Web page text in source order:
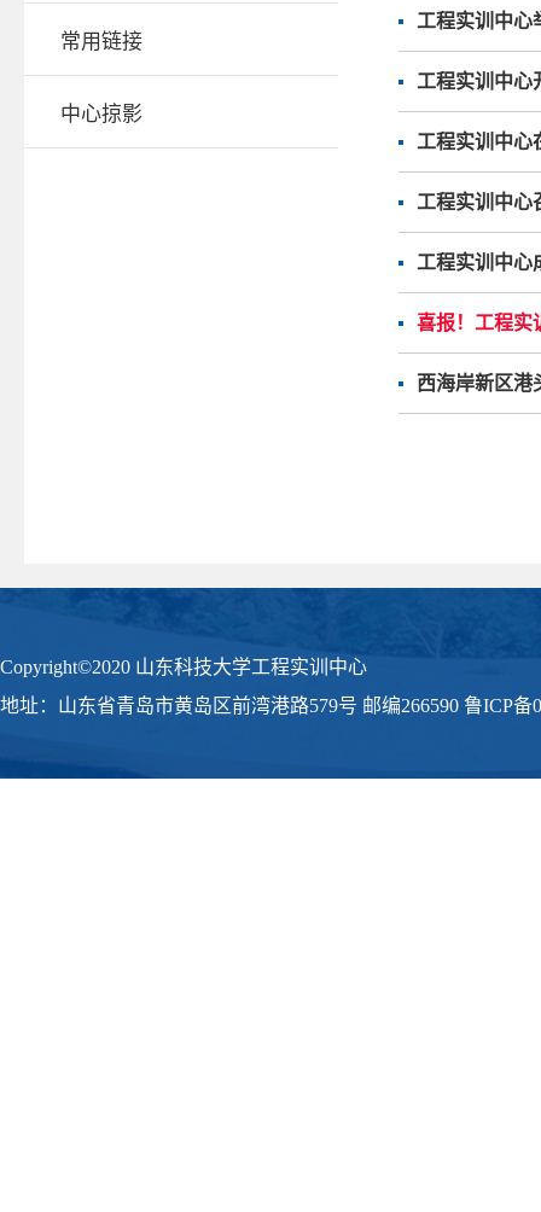
常用链接
中心掠影
工程实训中心
工程实训中心
工程实训中心
工程实训中心
工程实训中心
喜报！工程实
西海岸新区港
Copyright©2020 山东科技大学工程实训中心
地址：山东省青岛市黄岛区前湾港路579号 邮编266590 鲁ICP备